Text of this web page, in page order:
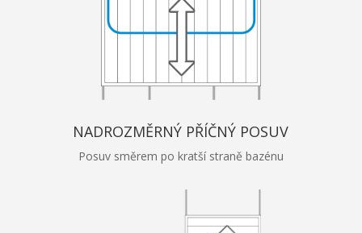
NADROZMĚRNÝ PŘÍČNÝ POSUV
Posuv směrem po kratší straně bazénu